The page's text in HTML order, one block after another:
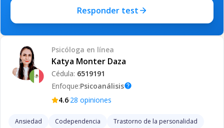
Responder test
Psicóloga en línea
Katya Monter Daza
Cédula: 6519191
Enfoque:Psicoanálisishelp
4.6·28 opiniones
Ansiedad Codependencia
Trastorno de la personalidad